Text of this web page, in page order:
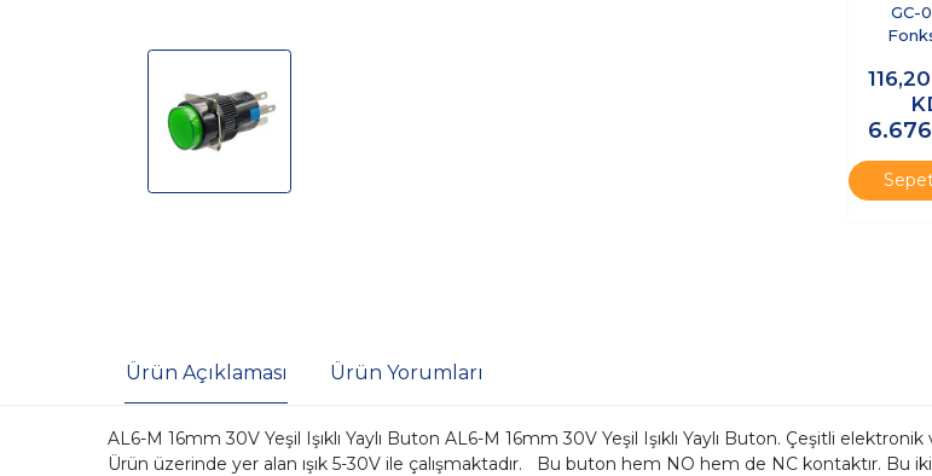
GC-
116,20
Ürün Açıklaması Ürün Yorumları
AL6-M 16mm 30V Yeşil Işıklı Yaylı Buton AL6-M 16mm 30V Yeşil Işıklı Yaylı Buton. Çeşitli
Ürün üzerinde yer alan ışık 5-30V ile çalışmaktadır. Bu buton hem NO hem de NC kontaktır. Bu